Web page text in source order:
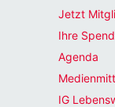
Jetzt
Ihre
Agenda
IG